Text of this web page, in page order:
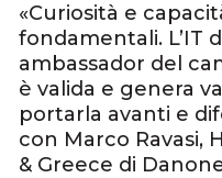
«Curiosità e
fondamentali. L’IT
ambassador del
è valida e genera
portarla avanti e
con Marco Ravasi,
& Greece di